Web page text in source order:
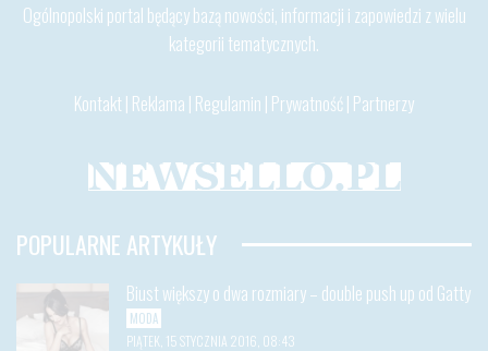
Ogólnopolski portal będący bazą nowości, informacji i zapowiedzi z wielu
kategorii tematycznych.
Kontakt | Reklama | Regulamin | Prywatność| Partnerzy
POPULARNE ARTYKUŁY
Biust większy o dwa rozmiary – double push up od Gatty
MODA
PIĄTEK, 15 STYCZNIA 2016, 08:43